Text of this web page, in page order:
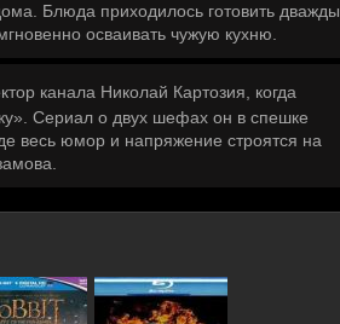
Блюда приходилось готовить дважды,
осваивать чужую кухню.
канала Николай Картозия, когда
Сериал о двух шефах он в спешке
весь юмор и напряжение строятся на